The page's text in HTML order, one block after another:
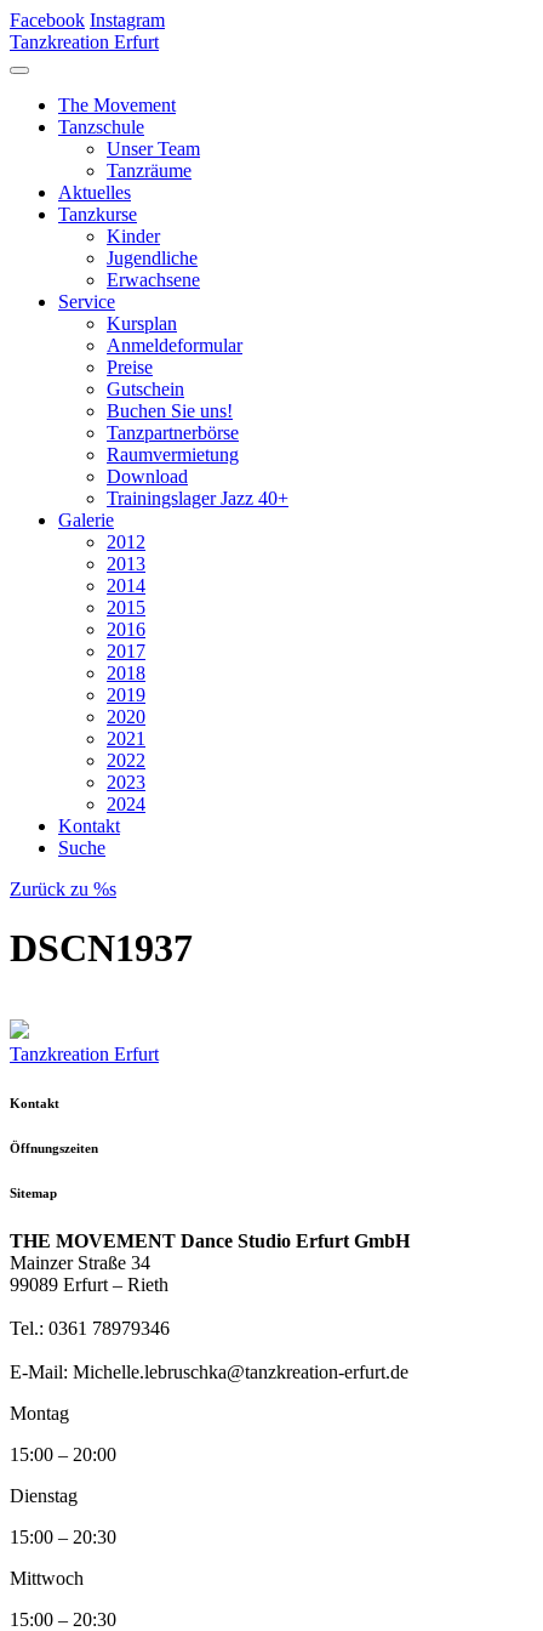
Facebook Instagram
Tanzkreation Erfurt
The Movement
Tanzschule
Unser Team
Tanzräume
Aktuelles
Tanzkurse
Kinder
Jugendliche
Erwachsene
Service
Kursplan
Anmeldeformular
Preise
Gutschein
Buchen Sie uns!
Tanzpartnerbörse
Raumvermietung
Download
Trainingslager Jazz 40+
Galerie
2012
2013
2014
2015
2016
2017
2018
2019
2020
2021
2022
2023
2024
Kontakt
Suche
Zurück zu %s
DSCN1937
Tanzkreation Erfurt
Kontakt
Öffnungszeiten
Sitemap
THE MOVEMENT Dance Studio Erfurt GmbH
Mainzer Straße 34
99089 Erfurt – Rieth
Tel.: 0361 78979346
E-Mail: Michelle.lebruschka@tanzkreation-erfurt.de
Montag
15:00 – 20:00
Dienstag
15:00 – 20:30
Mittwoch
15:00 – 20:30